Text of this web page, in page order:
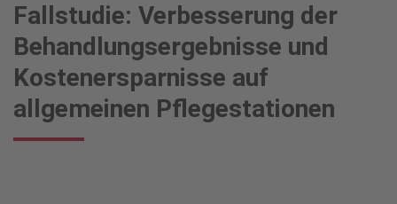
Fallstudie: Verbesserung der
Behandlungsergebnisse und
Kostenersparnisse auf
allgemeinen Pflegestationen